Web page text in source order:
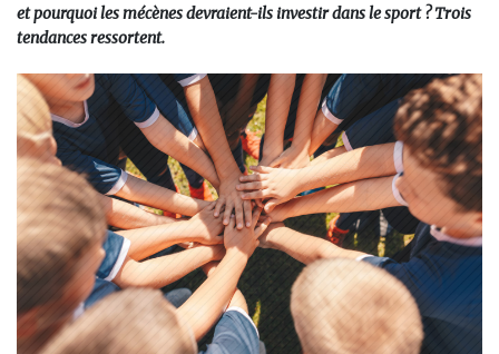
et pourquoi les mécènes devraient-ils investir dans le sport ? Trois
tendances ressortent.